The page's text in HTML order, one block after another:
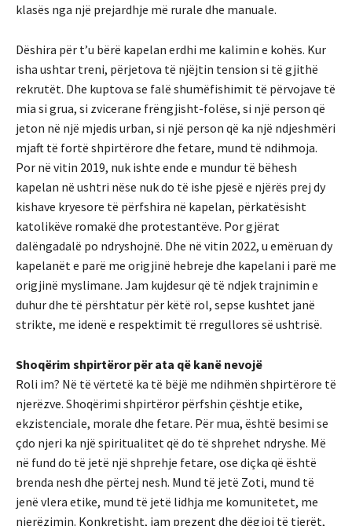
klasës nga një prejardhje më rurale dhe manuale.
Dëshira për t’u bërë kapelan erdhi me kalimin e kohës. Kur
isha ushtar treni, përjetova të njëjtin tension si të gjithë
rekrutët. Dhe kuptova se falë shumëfishimit të përvojave të
mia si grua, si zvicerane frëngjisht-folëse, si një person që
jeton në një mjedis urban, si një person që ka një ndjeshmëri
mjaft të fortë shpirtërore dhe fetare, mund të ndihmoja.
Por në vitin 2019, nuk ishte ende e mundur të bëhesh
kapelan në ushtri nëse nuk do të ishe pjesë e njërës prej dy
kishave kryesore të përfshira në kapelan, përkatësisht
katolikëve romakë dhe protestantëve. Por gjërat
dalëngadalë po ndryshojnë. Dhe në vitin 2022, u emëruan dy
kapelanët e parë me origjinë hebreje dhe kapelani i parë me
origjinë myslimane. Jam kujdesur që të ndjek trajnimin e
duhur dhe të përshtatur për këtë rol, sepse kushtet janë
strikte, me idenë e respektimit të rregullores së ushtrisë.
Shoqërim shpirtëror për ata që kanë nevojë
Roli im? Në të vërtetë ka të bëjë me ndihmën shpirtërore të
njerëzve. Shoqërimi shpirtëror përfshin çështje etike,
ekzistenciale, morale dhe fetare. Për mua, është besimi se
çdo njeri ka një spiritualitet që do të shprehet ndryshe. Më
në fund do të jetë një shprehje fetare, ose diçka që është
brenda nesh dhe përtej nesh. Mund të jetë Zoti, mund të
jenë vlera etike, mund të jetë lidhja me komunitetet, me
njerëzimin. Konkretisht, jam prezent dhe dëgjoj të tjerët,